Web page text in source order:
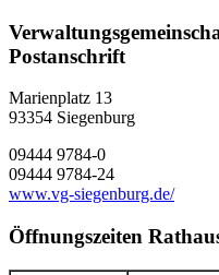
Postanschrift
Marienplatz 13
93354 Siegenburg
09444 9784-0
09444 9784-24
www.vg-siegenburg.de/
Öffnungszeiten